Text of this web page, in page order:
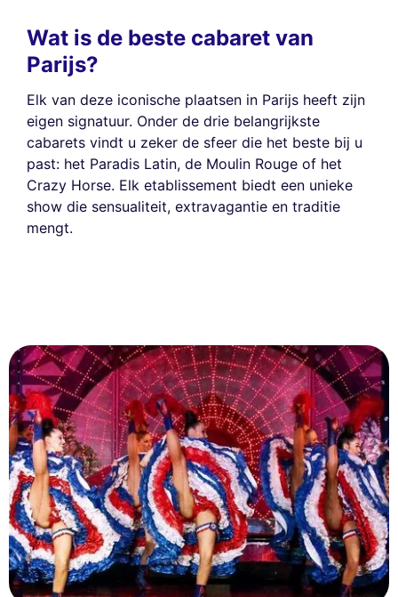
Wat is de beste cabaret van
Parijs?
Elk van deze iconische plaatsen in Parijs heeft zijn
eigen signatuur. Onder de drie belangrijkste
cabarets vindt u zeker de sfeer die het beste bij u
past: het Paradis Latin, de Moulin Rouge of het
Crazy Horse. Elk etablissement biedt een unieke
show die sensualiteit, extravagantie en traditie
mengt.